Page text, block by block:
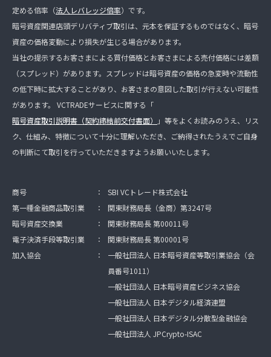
定める倍率（法人レバレッジ倍率）です。
暗号資産関連店頭デリバティブ取引は、元本を保証するものではなく、暗号
資産の価格変動により損失が生じる場合があります。
当社の提示するお客さまによる買付価格とお客さまによる売付価格には差額
（スプレッド）があります。スプレッドは暗号資産の価格の急変時や流動性
の低下時に拡大することがあり、お客さまの意図した取引が行えない可能性
があります。 VCTRADEサービスに関する「
暗号資産取引説明書（契約締結前交付書面）
」等をよくお読みのうえ、リス
ク、仕組み、特徴について十分に理解いただき、ご納得されたうえでご自身
の判断にて取引を行っていただきますようお願いいたします。
商号 ：
SBI VCトレード株式会社
第一種金融商品取引業
：
関東財務局長（金商）第3247号
暗号資産交換業
：
関東財務局長 第00011号
電子決済手段等取引業
：
関東財務局長 第00001号
加入協会
：
一般社団法人 日本暗号資産等取引業協会（会
員番号1011）
一般社団法人 日本暗号資産ビジネス協会
一般社団法人 日本デジタル経済連盟
一般社団法人 日本デジタル分散型金融協会
一般社団法人 JPCrypto-ISAC